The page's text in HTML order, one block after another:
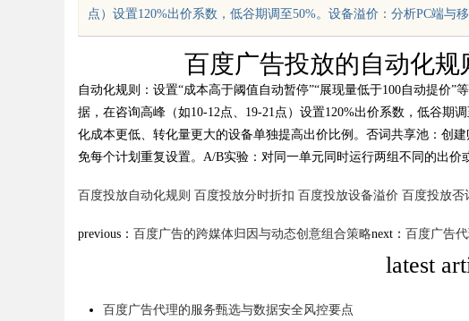
点）设置120%出价系数，低谷期调至50%。设备溢价：分析PC端与
百度广告投放的自动化
time： 2026-06-02
自动化规则：设置“成本高于阈值自动暂停”“展现量低于100自动提价
据，在咨询高峰（如10-12点、19-21点）设置120%出价系数，低谷期
化成本更低、转化量更大的设备单独提高出价比例。否词共享池：创
免每个计划重复设置。A/B实验：对同一单元同时运行两组不同的出价
百度投放自动化规则 百度投放分时折扣 百度投放设备溢价 百度投放否
previous： 百度广告的跨媒体归因与动态创意组合策略next： 百度广告
latest
百度广告代理的服务甄选与数据安全风控要点
眼镜 上海配眼镜 武汉配眼镜 上海配眼镜